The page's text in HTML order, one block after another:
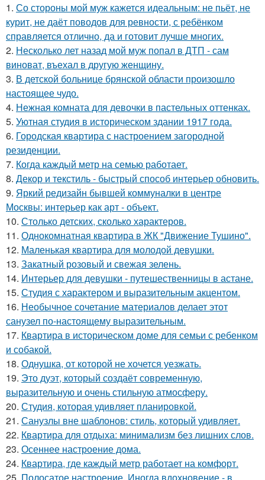
1. Со стороны мой муж кажется идеальным: не пьёт, не
курит, не даёт поводов для ревности, с ребёнком
справляется отлично, да и готовит лучше многих.
2. Несколько лет назад мой муж попал в ДТП - сам
виноват, въехал в другую женщину.
3. В детской больнице брянской области произошло
настоящее чудо.
4. Нежная комната для девочки в пастельных оттенках.
5. Уютная студия в историческом здании 1917 года.
6. Городская квартира с настроением загородной
резиденции.
7. Когда каждый метр на семью работает.
8. Декор и текстиль - быстрый способ интерьер обновить.
9. Яркий редизайн бывшей коммуналки в центре
Москвы: интерьер как арт - объект.
10. Столько детских, сколько характеров.
11. Однокомнатная квартира в ЖК "Движение Тушино".
12. Маленькая квартира для молодой девушки.
13. Закатный розовый и свежая зелень.
14. Интерьер для девушки - путешественницы в астане.
15. Студия с характером и выразительным акцентом.
16. Необычное сочетание материалов делает этот
санузел по-настоящему выразительным.
17. Квартира в историческом доме для семьи с ребенком
и собакой.
18. Однушка, от которой не хочется уезжать.
19. Это дуэт, который создаёт современную,
выразительную и очень стильную атмосферу.
20. Студия, которая удивляет планировкой.
21. Санузлы вне шаблонов: стиль, который удивляет.
22. Квартира для отдыха: минимализм без лишних слов.
23. Осеннее настроение дома.
24. Квартира, где каждый метр работает на комфорт.